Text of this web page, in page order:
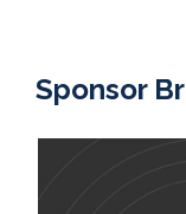
Sponsor